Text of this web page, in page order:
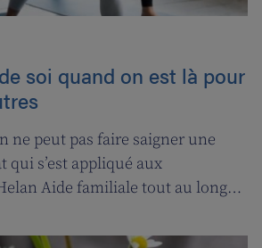
soi quand on est là pour
ne peut pas faire saigner une
qui s’est appliqué aux
Aide familiale tout au long
fait appel aux services de la